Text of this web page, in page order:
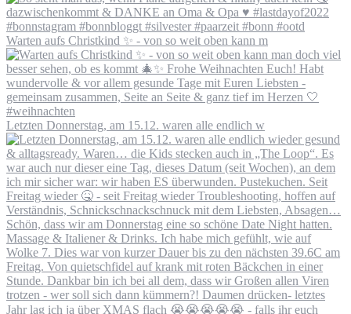
Warten aufs Christkind ✨ - von so weit oben kann m
Letzten Donnerstag, am 15.12. waren alle endlich w